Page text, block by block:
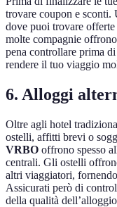
trovare coupon e sconti.
dove puoi trovare
molte compagnie
pena controllare prima
rendere il tuo viaggio
6. Alloggi
Oltre agli hotel
ostelli, affitti brevi o
VRBO offrono spesso
centrali. Gli ostelli
altri viaggiatori,
Assicurati però di
della qualità